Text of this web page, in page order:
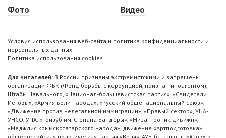
Фото
Видео
Условия использования веб-сайта и политика конфиденциальности и
персональных данных
Политика использования cookies
Для читателей: В России признаны экстремистскими и запрещены
организации ФБК (Фонд борьбы с коррупцией, признан иноагентом),
Штабы Навального, «Национал-большевистская партия», «Свидетели
Иеговы», «Армия воли народа», «Русский общенациональный союз»,
«Движение против нелегальной иммиграции», «Правый сектор», УНА-
УНСО, УПА, «Тризуб им. Степана Бандеры», «Мизантропик дивижн»,
«Меджлис крымскотатарского народа», движение «Артподготовка»,
общероссийская политическая партия «Воля», АУЕ, батальоны «Азов» и